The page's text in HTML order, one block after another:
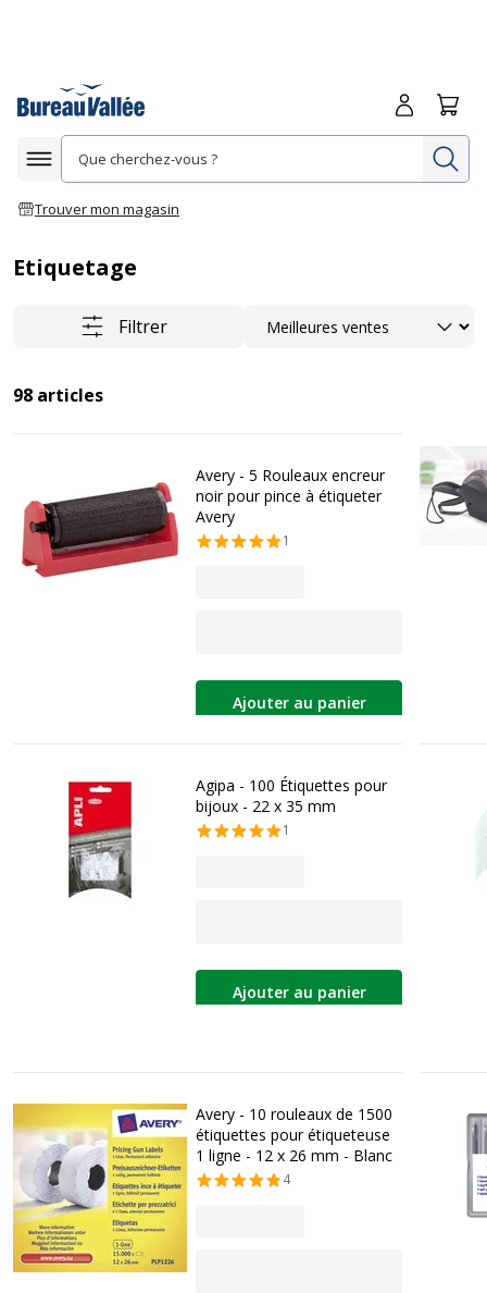
Afficher la navigation
Trouver mon magasin
Me
Etiquetage
Filtrer Trier
98 articles
Avery - 5 Rouleaux encreur
noir pour pince à étiqueter
Avery
1
Ajouter au panier
Agipa - 100 Étiquettes pour
bijoux - 22 x 35 mm
1
Ajouter au panier
Avery - 10 rouleaux de 1500
étiquettes pour étiqueteuse
1 ligne - 12 x 26 mm - Blanc
4